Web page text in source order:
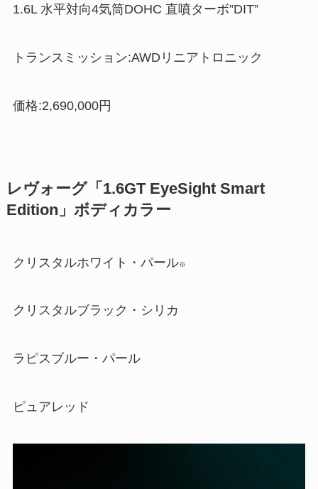
1.6L 水平対向4気筒DOHC 直噴ターボ”DIT”
トランスミッション:AWDリニアトロニック
価格:2,690,000円
レヴォーグ「1.6GT EyeSight Smart
Edition」ボディカラー
クリスタルホワイト・パール※
クリスタルブラック・シリカ
ラピスブルー・パール
ピュアレッド